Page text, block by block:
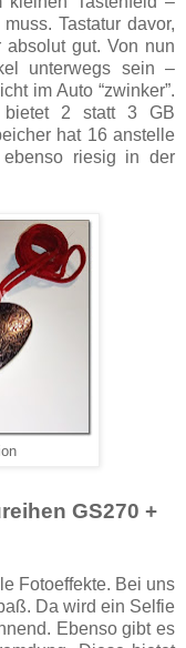
Tastatur davor,
gut. Von nun
unterwegs sein –
im Auto “zwinker”.
bietet 2 statt 3 GB
hat 16 anstelle
riesig in der
GS270 +
Fotoeffekte. Bei uns
Da wird ein Selfie
Ebenso gibt es